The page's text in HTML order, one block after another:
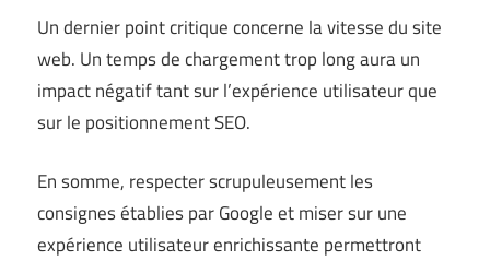
Un dernier point critique concerne la vitesse du site
web. Un temps de chargement trop long aura un
impact négatif tant sur l’expérience utilisateur que
sur le positionnement SEO.
En somme, respecter scrupuleusement les
consignes établies par Google et miser sur une
expérience utilisateur enrichissante permettront